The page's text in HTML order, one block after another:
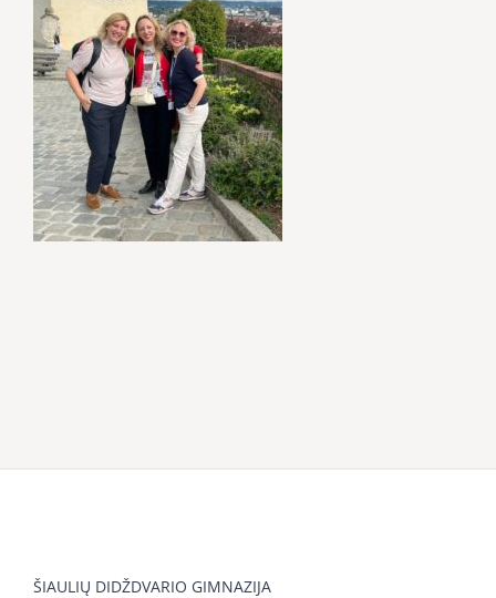
ŠIAULIŲ DIDŽDVARIO GIMNAZIJA